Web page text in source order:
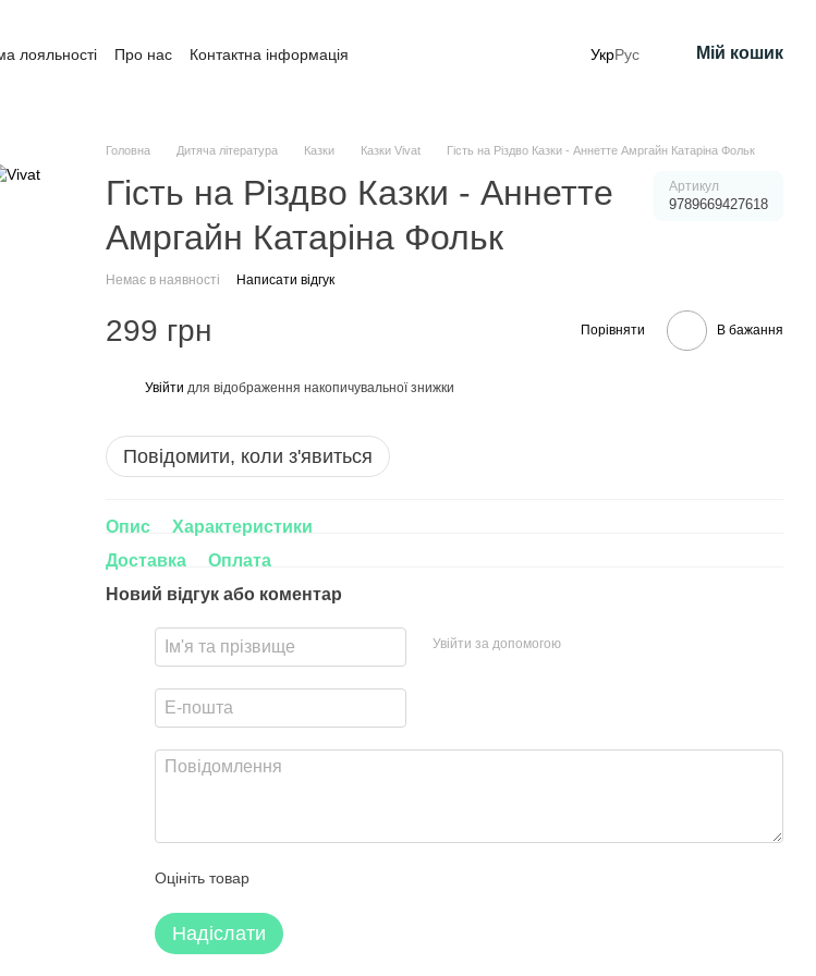
лояльності Про нас
Контактна інформація
УкрРус Мій кошик
Головна Дитяча література Казки Казки Vivat Гість на Різдво Казки - Аннетте Амргайн Катаріна Фольк
Гість на Різдво Казки - Аннетте
Амргайн Катаріна Фольк
Артикул
9789669427618
Немає в наявності Написати відгук
299 грн Порівняти В бажання
Увійти для відображення накопичувальної знижки
Повідомити, коли з'явиться
Опис
Характеристики
Доставка
Оплата
Новий відгук або коментар
Увійти за допомогою
Оцініть товар
Надіслати